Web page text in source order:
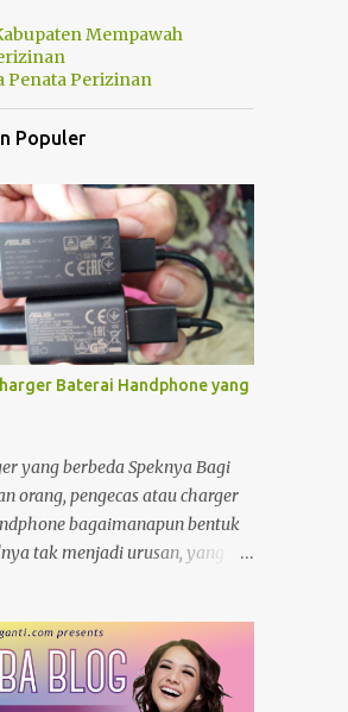
Mempawah
Penata Perizinan
Populer
Baterai Handphone yang
yang berbeda Speknya Bagi
orang, pengecas atau charger
bagaimanapun bentuk
tak menjadi urusan, yang
yang gadget atau
memiliki terminal yang
charger ayah di pakai ibu,